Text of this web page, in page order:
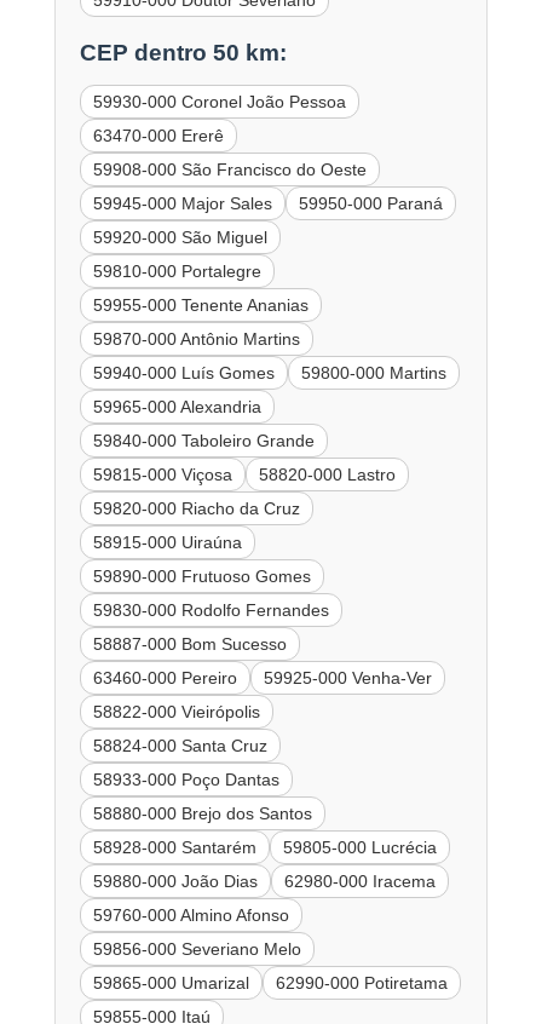
CEP dentro 50 km:
59930-000 Coronel João Pessoa
63470-000 Ererê
59908-000 São Francisco do Oeste
59945-000 Major Sales
59950-000 Paraná
59920-000 São Miguel
59810-000 Portalegre
59955-000 Tenente Ananias
59870-000 Antônio Martins
59940-000 Luís Gomes
59800-000 Martins
59965-000 Alexandria
59840-000 Taboleiro Grande
59815-000 Viçosa
58820-000 Lastro
59820-000 Riacho da Cruz
58915-000 Uiraúna
59890-000 Frutuoso Gomes
59830-000 Rodolfo Fernandes
58887-000 Bom Sucesso
63460-000 Pereiro
59925-000 Venha-Ver
58822-000 Vieirópolis
58824-000 Santa Cruz
58933-000 Poço Dantas
58880-000 Brejo dos Santos
58928-000 Santarém
59805-000 Lucrécia
59880-000 João Dias
62980-000 Iracema
59760-000 Almino Afonso
59856-000 Severiano Melo
59865-000 Umarizal
62990-000 Potiretama
59855-000 Itaú